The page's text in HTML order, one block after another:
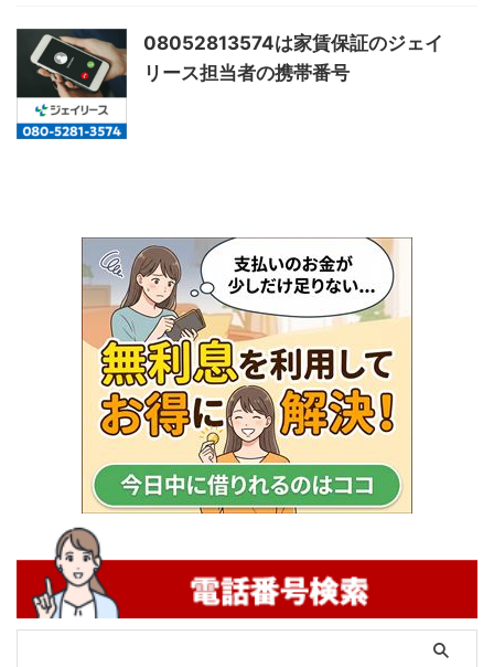
08052813574は家賃保証のジェイ
リース担当者の携帯番号